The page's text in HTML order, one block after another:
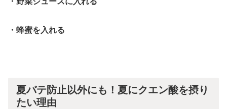
・蜂蜜を入れる
夏バテ防止以外にも！夏にクエン酸を摂り
たい理由